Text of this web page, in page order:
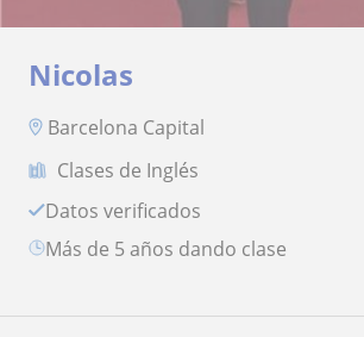
Nicolas
Barcelona Capital
Clases de Inglés
Datos verificados
más de 5 años dando clase